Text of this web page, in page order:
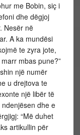
me Bobin, siç i
dhe dëgjoj
Nesër në
A ka mundësi
te zyra jote,
mbas pune?”
një numër
u drejtova te
një libër të
dhe e
“Më duhet
artikullin për